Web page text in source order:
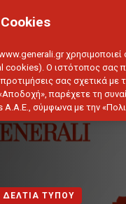
ΥΓΕΙΑ
ΔΕΛΤΙΑ ΤΥΠΟΥ
cookies). Ο ιστότοπος σας
σας σχετικά
παρέχετε τη
A.A.E., σύμφωνα με την